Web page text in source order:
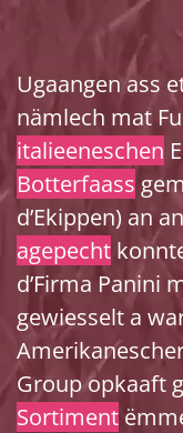
Ugaangen ass
nämlech mat
italieeneschen
Botterfaass
d’Ekippen) an
agepecht
d’Firma Panini
gewiesselt a
Group opkaaft
Sortiment